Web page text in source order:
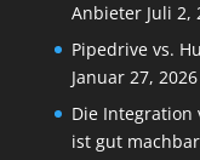
Anbieter Juli 2,
Pipedrive vs.
Januar 27, 2026
Die Integration
ist gut